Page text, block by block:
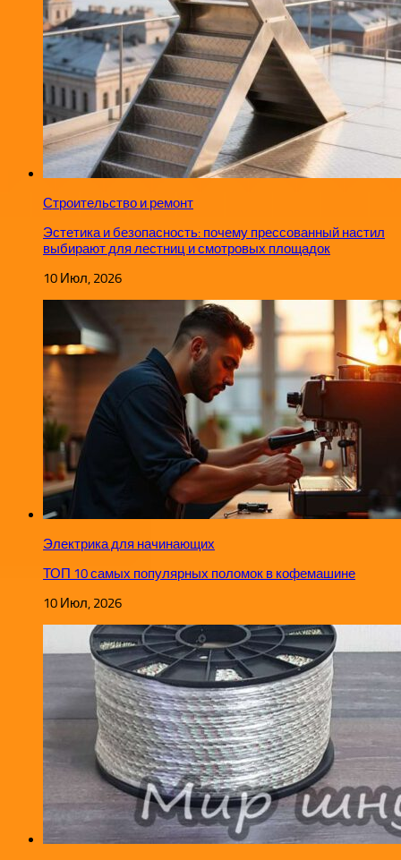
Строительство и ремонт
Эстетика и безопасность: почему прессованный настил
выбирают для лестниц и смотровых площадок
10 Июл, 2026
Электрика для начинающих
ТОП 10 самых популярных поломок в кофемашине
10 Июл, 2026